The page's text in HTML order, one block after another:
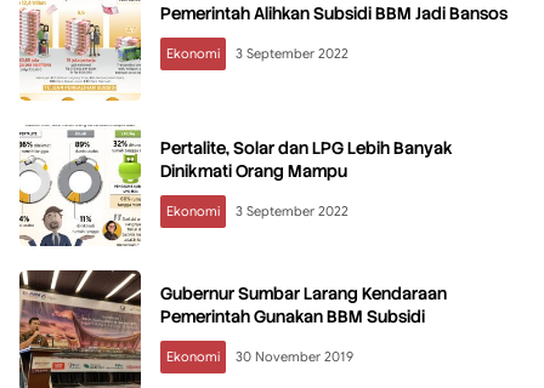
Pemerintah Alihkan Subsidi BBM Jadi Bansos
Ekonomi 3 September 2022
Pertalite, Solar dan LPG Lebih Banyak
Dinikmati Orang Mampu
Ekonomi 3 September 2022
Gubernur Sumbar Larang Kendaraan
Pemerintah Gunakan BBM Subsidi
Ekonomi 30 November 2019